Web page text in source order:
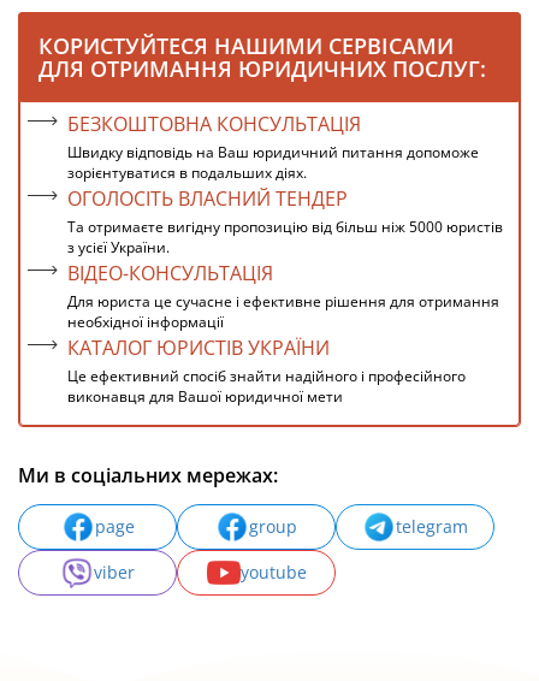
КОРИСТУЙТЕСЯ НАШИМИ СЕРВІСАМИ
ДЛЯ ОТРИМАННЯ ЮРИДИЧНИХ ПОСЛУГ:
БЕЗКОШТОВНА КОНСУЛЬТАЦІЯ
Швидку відповідь на Ваш юридичний питання допоможе
зорієнтуватися в подальших діях.
ОГОЛОСІТЬ ВЛАСНИЙ ТЕНДЕР
Та отримаєте вигідну пропозицію від більш ніж 5000 юристів
з усієї України.
ВІДЕО-КОНСУЛЬТАЦІЯ
Для юриста це сучасне і ефективне рішення для отримання
необхідної інформації
КАТАЛОГ ЮРИСТІВ УКРАЇНИ
Це ефективний спосіб знайти надійного і професійного
виконавця для Вашої юридичної мети
Ми в соціальних мережах:
page group
telegram
viber
youtube